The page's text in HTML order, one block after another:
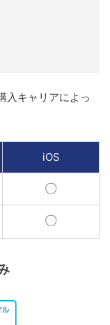
入キャリアによっ
iOS
〇
〇